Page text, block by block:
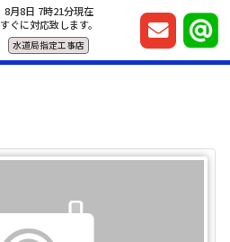
8月8日 7時21分現在
すぐに対応致します。
水道局指定工事店